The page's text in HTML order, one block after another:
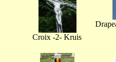
Croix -2- Kruis